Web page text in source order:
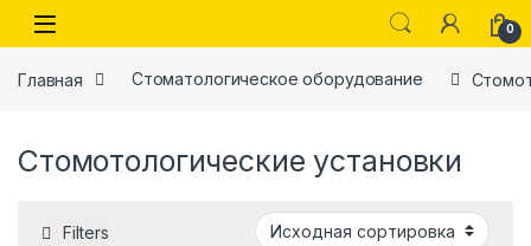
Skip to navigation
Skip to content
0
Главная Стоматологическое оборудование
Стомотологические установки
Filters